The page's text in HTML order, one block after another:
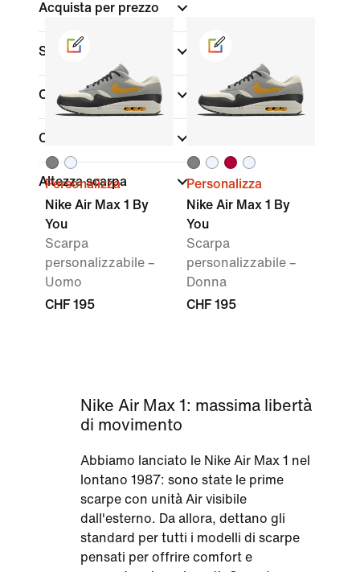
Acquista per prezzo
Sconti e offerte
Colore
Collezioni
Altezza scarpa
Personalizza
Nike Air Max 1 By
You
Scarpa
personalizzabile –
Uomo
CHF 195
Personalizza
Nike Air Max 1 By
You
Scarpa
personalizzabile –
Donna
CHF 195
Nike Air Max 1: massima libertà
di movimento
Abbiamo lanciato le Nike Air Max 1 nel
lontano 1987: sono state le prime
scarpe con unità Air visibile
dall'esterno. Da allora, dettano gli
standard per tutti i modelli di scarpe
pensati per offrire comfort e